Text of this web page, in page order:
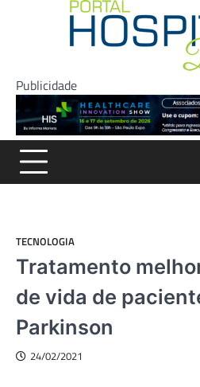
Publicidade
TECNOLOGIA
Tratamento
de vida de
Parkinson
24/02/2021